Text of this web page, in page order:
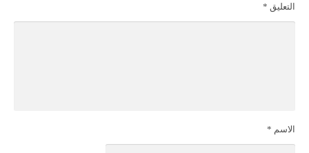
التعليق *
الاسم *